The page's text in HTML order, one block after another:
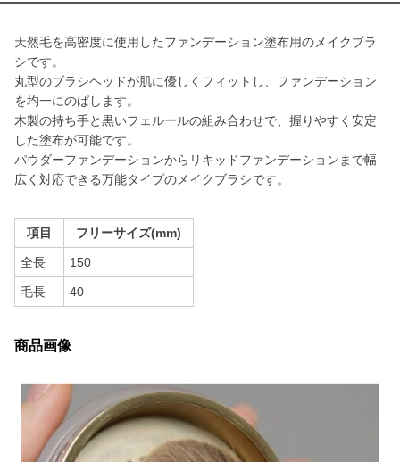
天然毛を高密度に使用したファンデーション塗布用のメイクブラ
シです。
丸型のブラシヘッドが肌に優しくフィットし、ファンデーション
を均一にのばします。
木製の持ち手と黒いフェルールの組み合わせで、握りやすく安定
した塗布が可能です。
パウダーファンデーションからリキッドファンデーションまで幅
広く対応できる万能タイプのメイクブラシです。
項目 フリーサイズ(mm)
全長 150
毛長 40
商品画像